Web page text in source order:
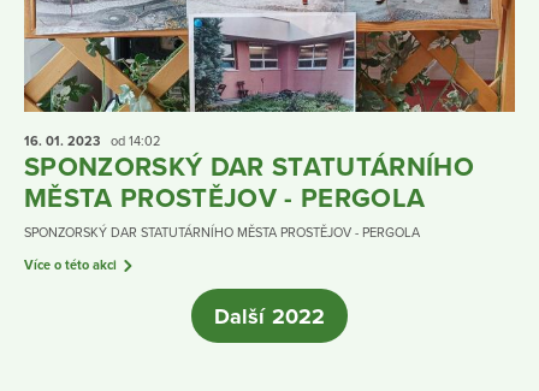
16. 01. 2023 od 14:02
SPONZORSKÝ DAR STATUTÁRNÍHO
MĚSTA PROSTĚJOV - PERGOLA
SPONZORSKÝ DAR STATUTÁRNÍHO MĚSTA PROSTĚJOV - PERGOLA
Více o této akci
Další 2022